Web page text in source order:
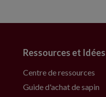
Ressources et Idées
Centre de ressources
Guide d'achat de sapin